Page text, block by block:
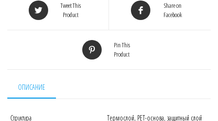
Tweet This
Product
Share on
Facebook
Pin This
Product
ОПИСАНИЕ
Структура
Термослой, PET-основа, защитный слой